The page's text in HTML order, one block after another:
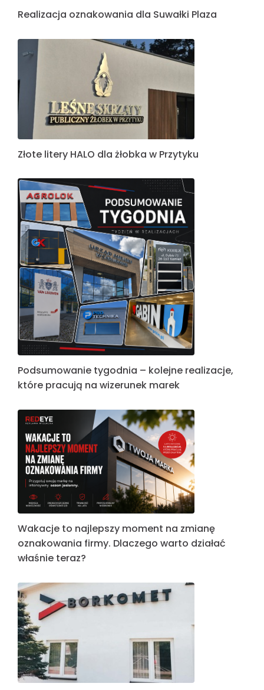
Realizacja oznakowania dla Suwałki Plaza
Złote litery HALO dla żłobka w Przytyku
Podsumowanie tygodnia – kolejne realizacje,
które pracują na wizerunek marek
Wakacje to najlepszy moment na zmianę
oznakowania firmy. Dlaczego warto działać
właśnie teraz?